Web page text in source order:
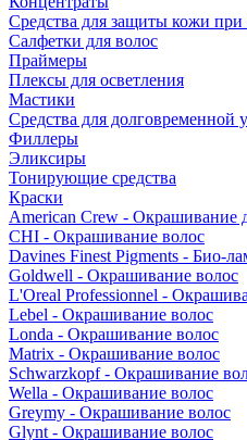
Средства для защиты кожи
Салфетки для волос
Праймеры
Плексы для осветления
Мастики
Средства для долговременной
Филлеры
Эликсиры
Тонирующие средства
Краски
American Crew - Окрашивание
CHI - Окрашивание волос
Davines Finest Pigments - Био-
Goldwell - Окрашивание волос
L'Oreal Professionnel -
Lebel - Окрашивание волос
Londa - Окрашивание волос
Matrix - Окрашивание волос
Schwarzkopf - Окрашивание
Wella - Окрашивание волос
Greymy - Окрашивание волос
Glynt - Окрашивание волос